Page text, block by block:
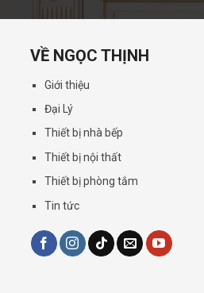
VỀ NGỌC THỊNH
Giới thiệu
Đại Lý
Thiết bị nhà bếp
Thiết bị nội thất
Thiết bị phòng tắm
Tin tức